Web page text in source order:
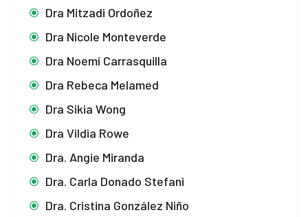
Dra Mitzadi Ordoñez
Dra Nicole Monteverde
Dra Noemí Carrasquilla
Dra Rebeca Melamed
Dra Sikia Wong
Dra Vildia Rowe
Dra. Angie Miranda
Dra. Carla Donado Stefani
Dra. Cristina González Niño